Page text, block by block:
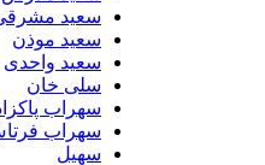
سعید مشرقی
سعید موذن
سعید واحدی
سلی خان
سهراب پاکزاد
سهراب فرتاش